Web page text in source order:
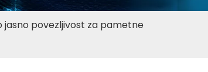
jasno povezljivost za pametne